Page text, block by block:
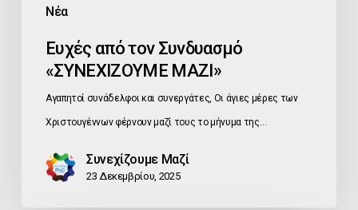
Νέα
Ευχές από τον Συνδυασμό
«ΣΥΝΕΧΙΖΟΥΜΕ ΜΑΖΙ»
Αγαπητοί συνάδελφοι και συνεργάτες, Οι άγιες μέρες των
Χριστουγέννων φέρνουν μαζί τους το μήνυμα της…
Συνεχίζουμε Μαζί
23 Δεκεμβρίου, 2025